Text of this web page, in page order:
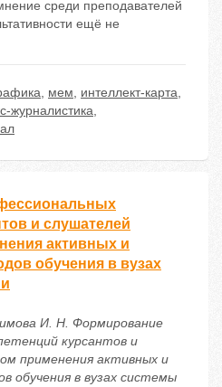
среди преподавателей
ещё не
, мем, интеллект-карта,
журналистика,
и слушателей
активных и
обучения в вузах
И. Н. Формирование
курсантов и
применения активных и
обучения в вузах системы